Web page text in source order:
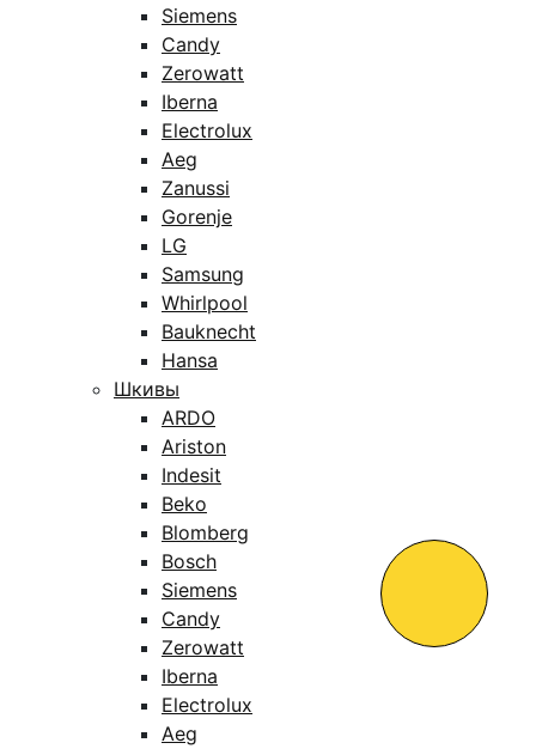
Siemens
Candy
Zerowatt
Iberna
Electrolux
Aeg
Zanussi
Gorenje
LG
Samsung
Whirlpool
Bauknecht
Hansa
Шкивы
ARDO
Ariston
Indesit
Beko
Blomberg
Bosch
Siemens
Candy
Zerowatt
Iberna
Electrolux
Aeg